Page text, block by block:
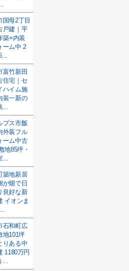
国母2丁目
戸建｜平
築×内装
ーム中 2
富竹新田
住宅｜セ
ハイム施
装一新の
...
プス市飯
外装フル
ーム中古
地85坪・
...
築地新居
が畑で日
良好な新
イオンま
石和町広
地101坪
りある中
1180万円
...